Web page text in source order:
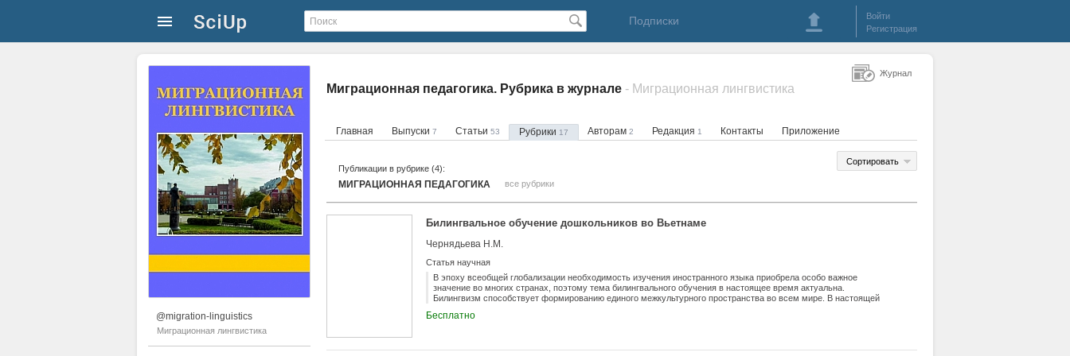
Подписки
Войти
Регистрация
@migration-linguistics
Миграционная лингвистика
Миграционная педагогика. Рубрика в журнале - Миграционная лингвистика
Главная Выпуски 7 Статьи 53 Рубрики 17 Авторам 2 Редакция 1 Контакты Приложение
Сортировать
Публикации в рубрике (4):
МИГРАЦИОННАЯ ПЕДАГОГИКА все рубрики
Билингвальное обучение дошкольников во Вьетнаме
Чернядьева Н.М.
Статья научная
В эпоху всеобщей глобализации необходимость изучения иностранного языка приобрела особо важное
значение во многих странах, поэтому тема билингвального обучения в настоящее время актуальна.
Билингвизм способствует формированию единого межкультурного пространства во всем мире. В настоящей
современной дошкольной системы образования во Вьетнаме характерны многообразие детских садов,
вьетнамском и английском языках, находятся в городе Хошимин и Ханое. В данной статье описываются
Бесплатно
Журнал